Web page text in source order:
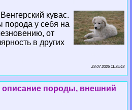
кувас.
у себя на
от
в других
23 07 2026 11:35:43
описание породы, внешний